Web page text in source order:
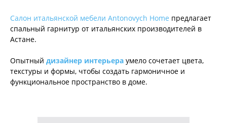
Салон итальянской мебели Antonovych Home предлагает
спальный гарнитур от итальянских производителей в
Астане.
Опытный дизайнер интерьера умело сочетает цвета,
текстуры и формы, чтобы создать гармоничное и
функциональное пространство в доме.